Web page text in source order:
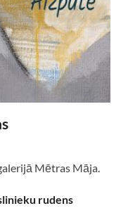
Mētras Māja.
rudens